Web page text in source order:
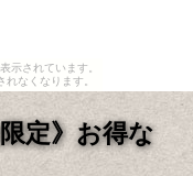
示されています。
なくなります。
定》お得な